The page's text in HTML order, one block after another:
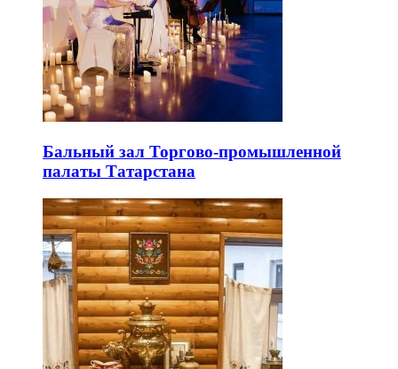
Бальный зал Торгово-промышленной
палаты Татарстана